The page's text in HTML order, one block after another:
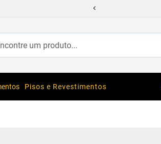
um produto...
Pisos e Revestimentos